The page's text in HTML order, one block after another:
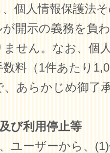
個人情報保護法
開示の義務を負
せん。なお、個
料（1件あたり
、あらかじめ御了
び利用停止等
ユーザーから、